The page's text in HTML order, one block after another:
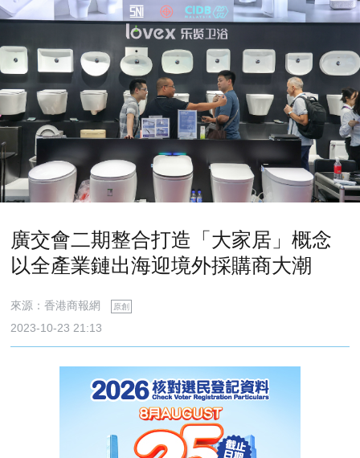
廣交會二期整合打造「大家居」概念
以全產業鏈出海迎境外採購商大潮
來源：香港商報網 原創
2023-10-23 21:13